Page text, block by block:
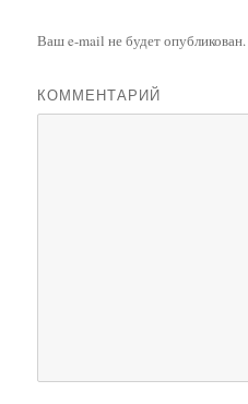
Ваш e-mail не будет опубликован.
КОММЕНТАРИЙ